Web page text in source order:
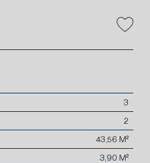
3
2
43,56 M²
3,90 M²